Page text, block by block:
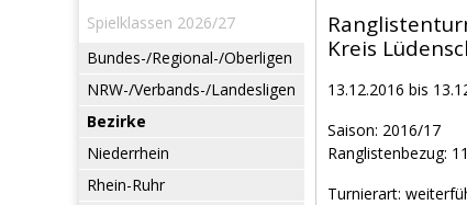
Spielklassen 2026/27
Bundes-/Regional-/Oberligen
NRW-/Verbands-/Landesligen
Bezirke
Niederrhein
Rhein-Ruhr
Kreis
13.12.2016 bis
Saison: 2016/17
Ranglistenbezug:
Turnierart: